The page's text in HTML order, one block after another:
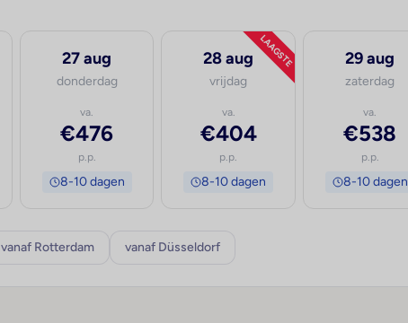
27 aug
donderdag
va.
€476
p.p.
8-10 dagen
LAAGSTE
28 aug
vrijdag
va.
€404
p.p.
8-10 dagen
29 aug
zaterdag
va.
€538
p.p.
8-10 dagen
vanaf Rotterdam vanaf Düsseldorf